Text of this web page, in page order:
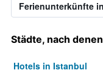
Ferienunterkünfte
Städte, nach
Hotels in Istanbul